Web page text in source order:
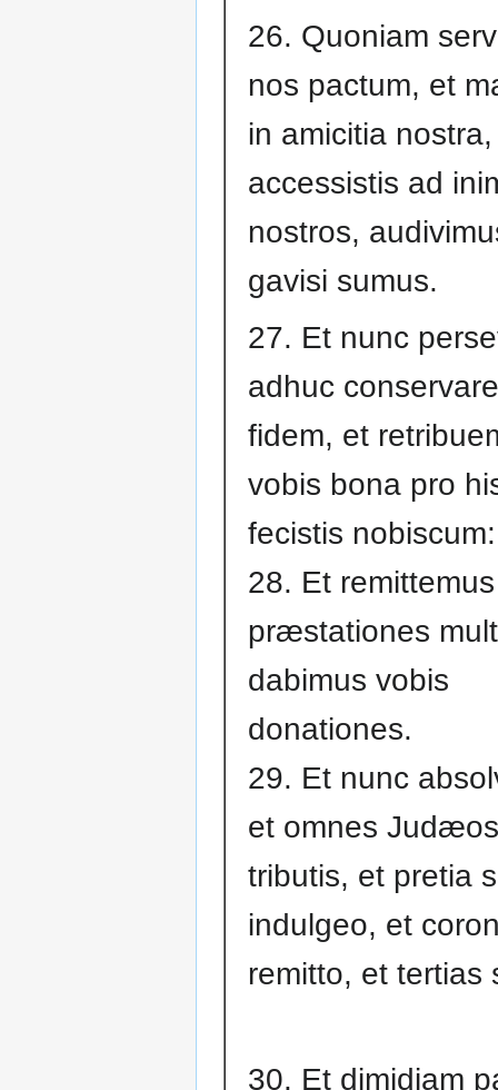
26. Quoniam
nos pactum, et
in amicitia
accessistis ad
nostros,
gavisi sumus.
27. Et nunc
adhuc
fidem, et
vobis bona pro
fecistis nobiscum:
28. Et
præstationes
dabimus vobis
donationes.
29. Et nunc
et omnes
tributis, et pretia
indulgeo, et
remitto, et tertias
30. Et dimidiam